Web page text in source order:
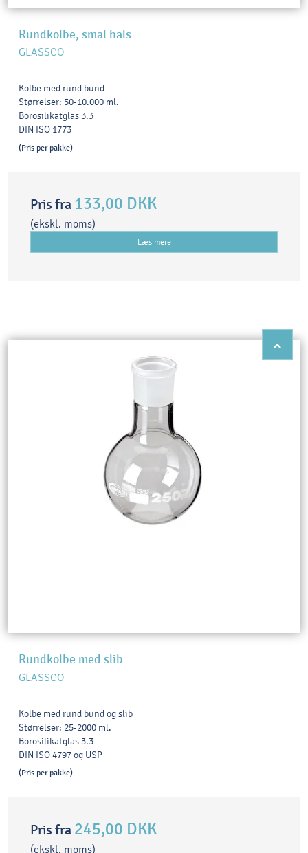
Rundkolbe, smal hals
GLASSCO
Kolbe med rund bund
Størrelser: 50-10.000 ml.
Borosilikatglas 3.3
DIN ISO 1773
(Pris per pakke)
Pris fra 133,00 DKK
(ekskl. moms)
Læs mere
Rundkolbe med slib
GLASSCO
Kolbe med rund bund og slib
Størrelser: 25-2000 ml.
Borosilikatglas 3.3
DIN ISO 4797 og USP
(Pris per pakke)
Pris fra 245,00 DKK
(ekskl. moms)